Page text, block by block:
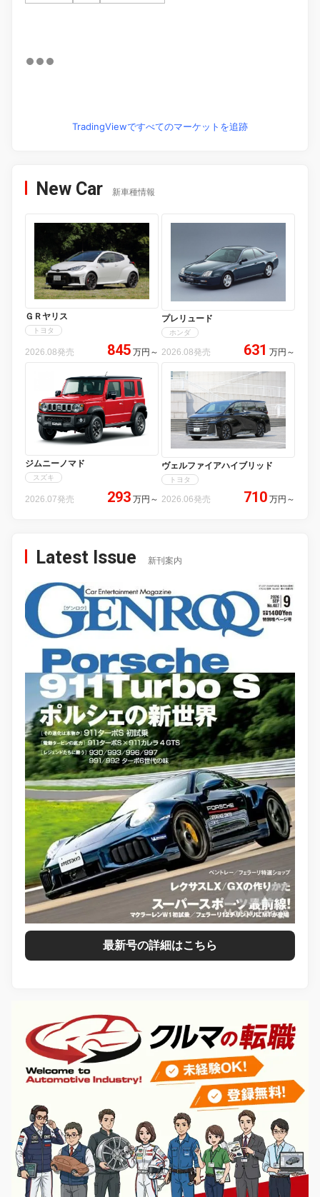
TradingViewですべてのマーケットを追跡
New Car 新車種情報
ＧＲヤリス
トヨタ
2026.08発売 845 万円 ～
プレリュード
ホンダ
2026.08発売 631 万円 ～
ジムニーノマド
スズキ
2026.07発売 293 万円 ～
ヴェルファイアハイブリッド
トヨタ
2026.06発売 710 万円 ～
Latest Issue 新刊案内
最新号の詳細はこちら